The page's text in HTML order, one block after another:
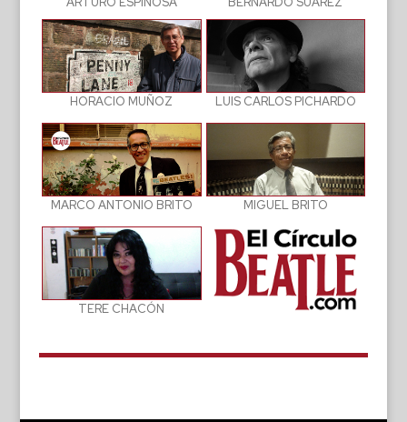
HORACIO MUÑOZ LUIS CARLOS PICHARDO
MARCO ANTONIO BRITO MIGUEL BRITO
TERE CHACÓN